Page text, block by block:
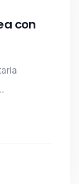
con